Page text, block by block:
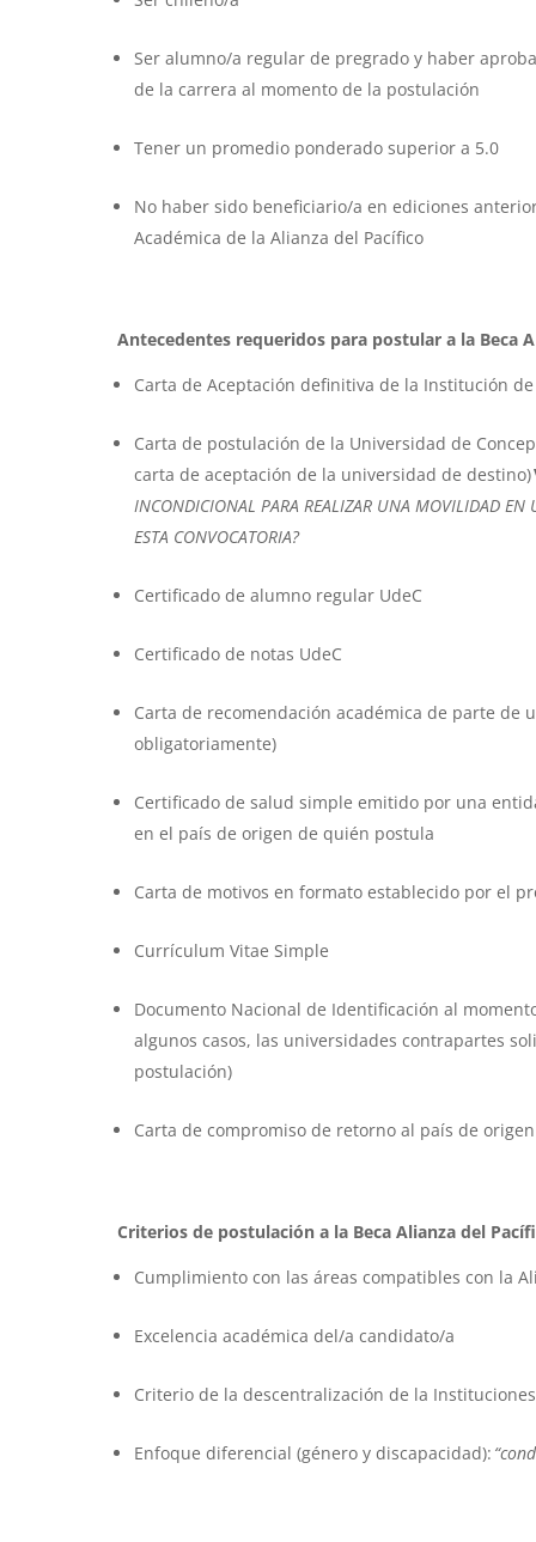
Ser alumno/a regular de pregrado y haber
de la carrera al momento de la postulación
Tener un promedio ponderado superior a 5.0
No haber sido beneficiario/a en ediciones
Académica de la Alianza del Pacífico
Antecedentes requeridos para postular a la Beca
Carta de Aceptación definitiva de la Institución
Carta de postulación de la Universidad de
carta de aceptación de la universidad de destino)
INCONDICIONAL PARA REALIZAR UNA MOVILIDAD EN
ESTA CONVOCATORIA?
Certificado de alumno regular UdeC
Certificado de notas UdeC
Carta de recomendación académica de parte
obligatoriamente)
Certificado de salud simple emitido por una
en el país de origen de quién postula
Carta de motivos en formato establecido por el
Currículum Vitae Simple
Documento Nacional de Identificación al
algunos casos, las universidades contrapartes
postulación)
Carta de compromiso de retorno al país de origen
Criterios de postulación a la Beca Alianza del
Cumplimiento con las áreas compatibles con la
Excelencia académica del/a candidato/a
Criterio de la descentralización de la
Enfoque diferencial (género y discapacidad):